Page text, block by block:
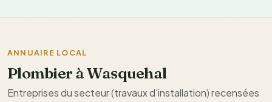
ANNUAIRE LOCAL
Plombier à Wasquehal
Entreprises du secteur (travaux d'installation) recensées